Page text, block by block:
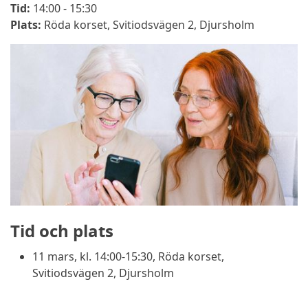
Tid: 14:00 - 15:30
Plats: Röda korset, Svitiodsvägen 2, Djursholm
Tid och plats
11 mars, kl. 14:00-15:30, Röda korset,
Svitiodsvägen 2, Djursholm